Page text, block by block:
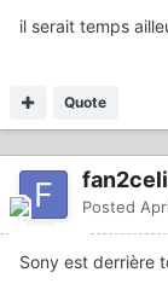
il serait temps
Quote
Posted
Sony est derrière